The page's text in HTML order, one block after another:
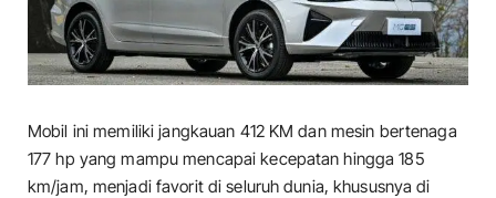
Mobil ini memiliki jangkauan 412 KM dan mesin bertenaga
177 hp yang mampu mencapai kecepatan hingga 185
km/jam, menjadi favorit di seluruh dunia, khususnya di